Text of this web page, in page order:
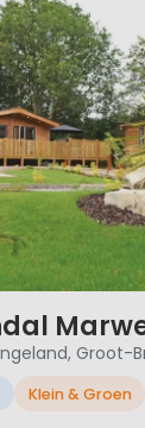
Groot-
Klein & Groen